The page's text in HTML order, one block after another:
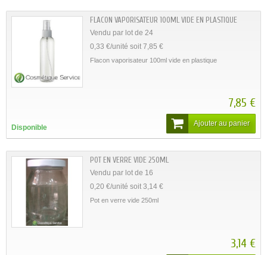
FLACON VAPORISATEUR 100ML VIDE EN PLASTIQUE
Vendu par lot de 24
0,33 €/unité soit 7,85 €
Flacon vaporisateur 100ml vide en plastique
7,85 €
Disponible
Ajouter au panier
POT EN VERRE VIDE 250ML
Vendu par lot de 16
0,20 €/unité soit 3,14 €
Pot en verre vide 250ml
3,14 €